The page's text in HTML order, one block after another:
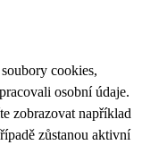
cookies,
osobní údaje.
zobrazovat například
zůstanou aktivní